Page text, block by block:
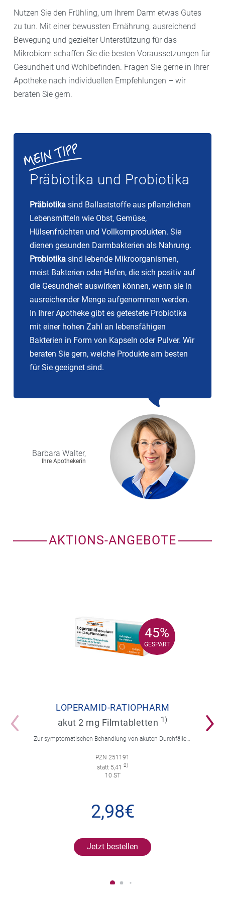
auswirkt.
Entlastungstag ein. Leichte Kost und kleine Portionen
geben dem Verdauungssystem die Möglichkeit, sich
zu regenerieren.
Nutzen Sie den Frühling, um Ihrem Darm etwas Gutes
zu tun. Mit einer bewussten Ernährung, ausreichend
Bewegung und gezielter Unterstützung für das
Mikrobiom schaffen Sie die besten Voraussetzungen für
Gesundheit und Wohlbefinden. Fragen Sie gerne in Ihrer
Apotheke nach individuellen Empfehlungen – wir
beraten Sie gern.
Präbiotika und Probiotika
Präbiotika sind Ballaststoffe aus pflanzlichen
Lebensmitteln wie Obst, Gemüse,
Hülsenfrüchten und Vollkornprodukten. Sie
dienen gesunden Darmbakterien als Nahrung.
Probiotika sind lebende Mikroorganismen,
meist Bakterien oder Hefen, die sich positiv auf
die Gesundheit auswirken können, wenn sie in
ausreichender Menge aufgenommen werden.
In Ihrer Apotheke gibt es getestete Probiotika
mit einer hohen Zahl an lebensfähigen
Bakterien in Form von Kapseln oder Pulver. Wir
beraten Sie gern, welche Produkte am besten
für Sie geeignet sind.
Barbara Walter,
Ihre Apothekerin
AKTIONS-ANGEBOTE
45%
GESPART
45%
GESPART
LOPERAMID-RATIOPHARM
akut 2 mg Filmtabletten 1)
Zur symptomatischen Behandlung von akuten Durchfällen für Erwachsene und Kinder ab 12 Jahren.
PZN 251191
statt 5,41 2)
10 ST
2,98€
Jetzt bestellen